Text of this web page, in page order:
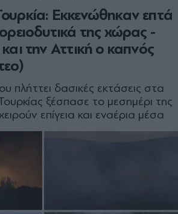
Εκκενώθηκαν επτά
της χώρας -
την Αττική ο καπνός
πλήττει δασικές εκτάσεις στα
ξέσπασε το μεσημέρι της
επίγεια και εναέρια μέσα